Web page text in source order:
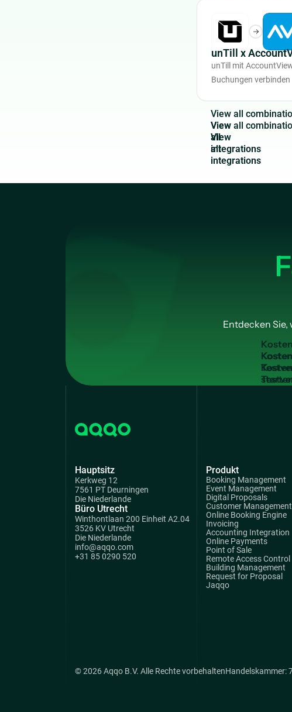
unTill x
unTill mit
Buchungen verbinden
View all combinatio
View
all
integrations
Entdecken
Kosten
Hauptsitz
Kerkweg 12
7561 PT Deurningen
Die Niederlande
Büro Utrecht
Winthontlaan 200 Einheit A2.04
3526 KV Utrecht
Die Niederlande
info@aqqo.com
+31 85 0290 520
Produkt
Booking Management
Event Management
Digital Proposals
Customer Management
Online Booking Engine
Invoicing
Accounting Integration
Online Payments
Point of Sale
Remote Access Control
Building Management
Request for Proposal
Jaqqo
© 2026 Aqqo B.V. Alle Rechte vorbehaltenHandelskammer: